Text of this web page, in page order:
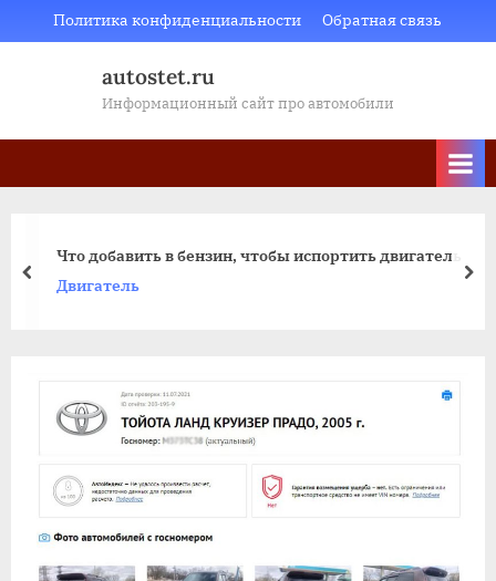
to
Политика конфиденциальности Обратная связь
autostet.ru
Информационный сайт про автомобили
Что добавить в бензин, чтобы испортить двигатель
Двигатель
пред